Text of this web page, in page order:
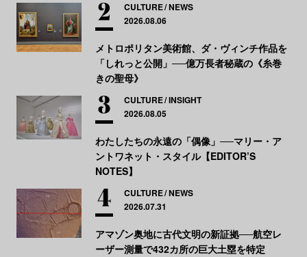
CULTURE NEWS
2026.08.06
メトロポリタン美術館、ダ・ヴィンチ作品を
「しれっと公開」──億万長者秘蔵の《糸巻
きの聖母》
CULTURE INSIGHT
2026.08.05
わたしたちの永遠の「偶像」──マリー・ア
ントワネット・スタイル【EDITOR’S
NOTES】
CULTURE NEWS
2026.07.31
アマゾン奥地に古代文明の新証拠──航空レ
ーザー測量で432カ所の巨大土塁を特定